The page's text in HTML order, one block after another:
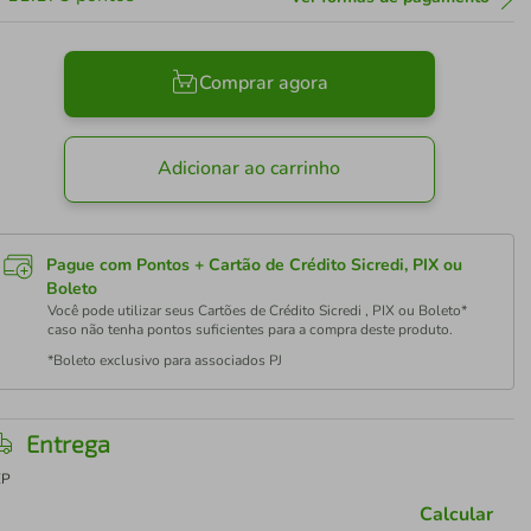
Comprar agora
Adicionar ao carrinho
Pague com Pontos + Cartão de Crédito Sicredi, PIX ou
Boleto
Você pode utilizar seus Cartões de Crédito Sicredi , PIX ou Boleto*
caso não tenha pontos suficientes para a compra deste produto.
*Boleto exclusivo para associados PJ
Entrega
Calcular